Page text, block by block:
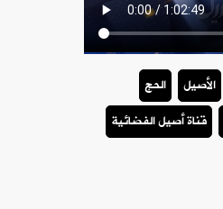
الأصيل
الحج
قناة أصيل الفضائية